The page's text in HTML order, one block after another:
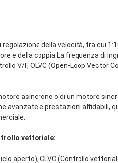
della velocità, tra cui 1:10
e della coppia.La frequenza di
V/F, OLVC (Open-Loop Vector
asincrono o di un motore
e prestazioni affidabili,
vettoriale:
aperto), CLVC (Controllo